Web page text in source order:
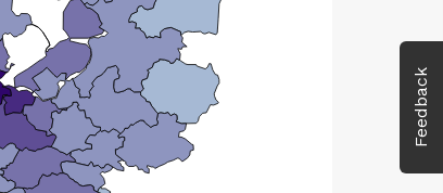
Feedback